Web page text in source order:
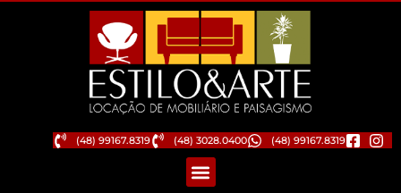
(48) 99167.8319 (48) 3028.0400 (48) 99167.8319